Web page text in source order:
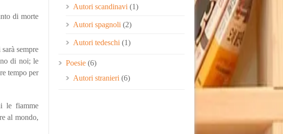
di morte
sempre
di noi; le
tempo per
le fiamme
al mondo,
Autori scandinavi (1)
Autori spagnoli (2)
Autori tedeschi (1)
Poesie (6)
Autori stranieri (6)